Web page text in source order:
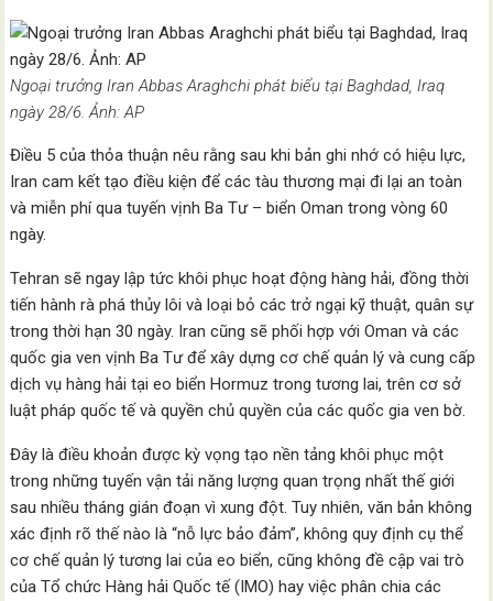
Ngoại trưởng Iran Abbas Araghchi phát biểu tại Baghdad, Iraq
ngày 28/6. Ảnh: AP
Điều 5 của thỏa thuận nêu rằng sau khi bản ghi nhớ có hiệu lực,
Iran cam kết tạo điều kiện để các tàu thương mại đi lại an toàn
và miễn phí qua tuyến vịnh Ba Tư – biển Oman trong vòng 60
ngày.
Tehran sẽ ngay lập tức khôi phục hoạt động hàng hải, đồng thời
tiến hành rà phá thủy lôi và loại bỏ các trở ngại kỹ thuật, quân sự
trong thời hạn 30 ngày. Iran cũng sẽ phối hợp với Oman và các
quốc gia ven vịnh Ba Tư để xây dựng cơ chế quản lý và cung cấp
dịch vụ hàng hải tại eo biển Hormuz trong tương lai, trên cơ sở
luật pháp quốc tế và quyền chủ quyền của các quốc gia ven bờ.
Đây là điều khoản được kỳ vọng tạo nền tảng khôi phục một
trong những tuyến vận tải năng lượng quan trọng nhất thế giới
sau nhiều tháng gián đoạn vì xung đột. Tuy nhiên, văn bản không
xác định rõ thế nào là “nỗ lực bảo đảm”, không quy định cụ thể
cơ chế quản lý tương lai của eo biển, cũng không đề cập vai trò
của Tổ chức Hàng hải Quốc tế (IMO) hay việc phân chia các